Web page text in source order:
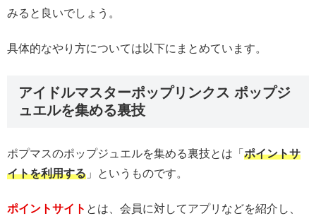
みると良いでしょう。
具体的なやり方については以下にまとめています。
アイドルマスターポップリンクス ポップジ
ュエルを集める裏技
ポプマスのポップジュエルを集める裏技とは「 ポイントサ
イトを利用する 」というものです。
ポイントサイト とは、会員に対してアプリなどを紹介し、